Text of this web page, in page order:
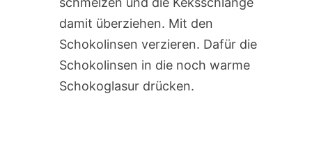
damit überziehen. Mit den
Schokolinsen verzieren. Dafür die
Schokolinsen in die noch warme
Schokoglasur drücken.